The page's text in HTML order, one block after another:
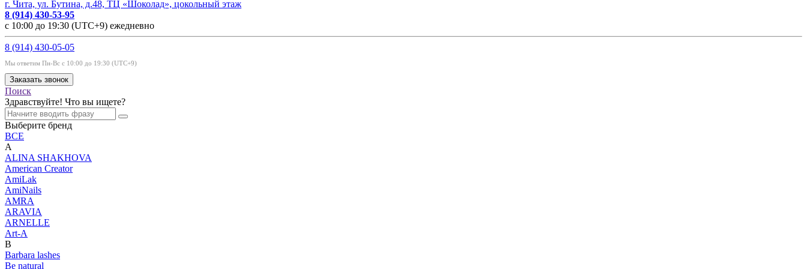
г. Чита, ул. Бутина, д.48, ТЦ «Шоколад», цокольный этаж
8 (914) 430-53-95
с 10:00 до 19:30 (UTC+9) ежедневно
8 (914) 430-05-05
Мы ответим Пн-Вс с 10:00 до 19:30 (UTC+9)
Заказать звонок
Поиск
Здравствуйте! Что вы ищете?
Выберите бренд
ВСЕ
A
ALINA SHAKHOVA
American Creator
AmiLak
AmiNails
AMRA
ARAVIA
ARNELLE
Art-A
B
Barbara lashes
Be natural